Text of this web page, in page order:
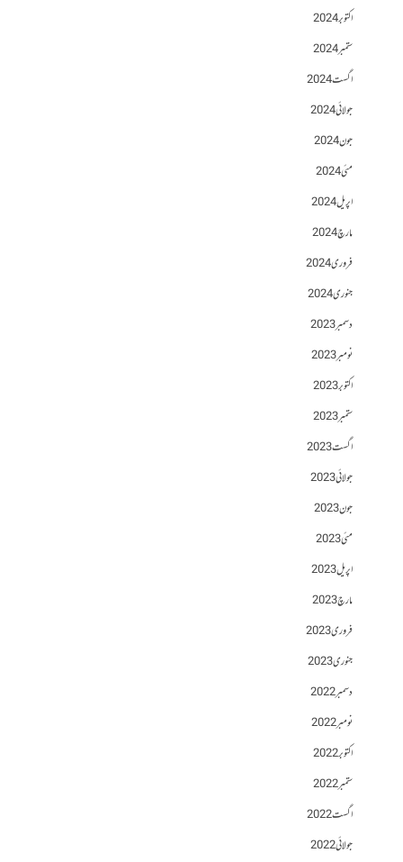
اکتوبر 2024
ستمبر 2024
اگست 2024
جولائی 2024
جون 2024
مئی 2024
اپریل 2024
مارچ 2024
فروری 2024
جنوری 2024
دسمبر 2023
نومبر 2023
اکتوبر 2023
ستمبر 2023
اگست 2023
جولائی 2023
جون 2023
مئی 2023
اپریل 2023
مارچ 2023
فروری 2023
جنوری 2023
دسمبر 2022
نومبر 2022
اکتوبر 2022
ستمبر 2022
اگست 2022
جولائی 2022